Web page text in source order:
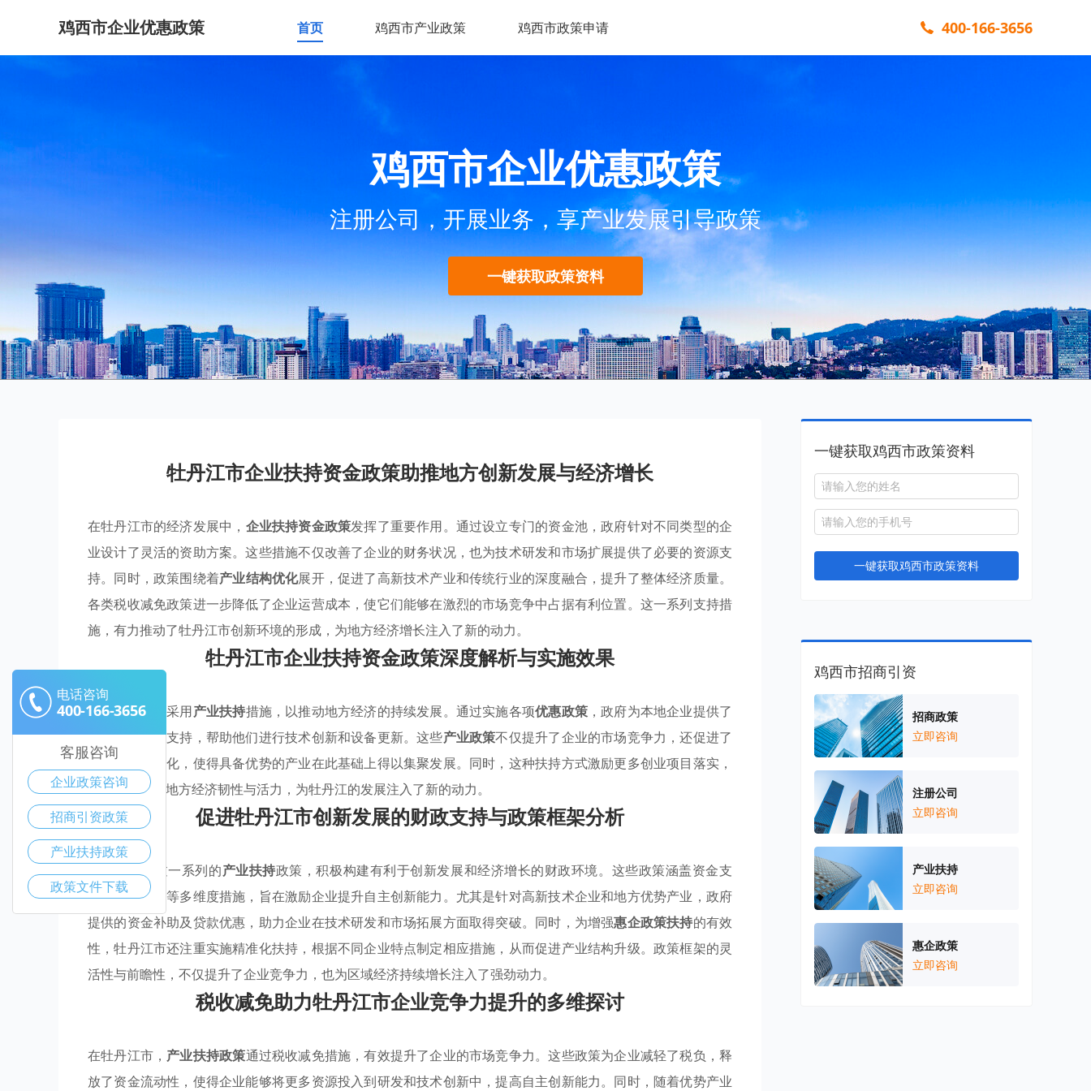
鸡西市企业优惠政策 首页 鸡西市产业政策 鸡西市政策申请 400-166-3656
鸡西市企业优惠政策
注册公司，开展业务，享产业发展引导政策
一键获取政策资料
牡丹江市企业扶持资金政策助推地方创新发展与经济增长
在牡丹江市的经济发展中， 企业扶持资金政策发挥了重要作用。通过设立专门的资金池，政府针对不同类型的企
业设计了灵活的资助方案。这些措施不仅改善了企业的财务状况，也为技术研发和市场扩展提供了必要的资源支
持。同时，政策围绕着产业结构优化展开，促进了高新技术产业和传统行业的深度融合，提升了整体经济质量。
各类税收减免政策进一步降低了企业运营成本，使它们能够在激烈的市场竞争中占据有利位置。这一系列支持措
施，有力推动了牡丹江市创新环境的形成，为地方经济增长注入了新的动力。
牡丹江市企业扶持资金政策深度解析与实施效果
牡丹江市积极采用产业扶持措施，以推动地方经济的持续发展。通过实施各项优惠政策，政府为本地企业提供了
多方面的资本支持，帮助他们进行技术创新和设备更新。这些产业政策不仅提升了企业的市场竞争力，还促进了
产业结构的优化，使得具备优势的产业在此基础上得以集聚发展。同时，这种扶持方式激励更多创业项目落实，
进一步增强了地方经济韧性与活力，为牡丹江的发展注入了新的动力。
促进牡丹江市创新发展的财政支持与政策框架分析
牡丹江市通过一系列的产业扶持政策，积极构建有利于创新发展和经济增长的财政环境。这些政策涵盖资金支
持、税收优惠等多维度措施，旨在激励企业提升自主创新能力。尤其是针对高新技术企业和地方优势产业，政府
提供的资金补助及贷款优惠，助力企业在技术研发和市场拓展方面取得突破。同时，为增强惠企政策扶持的有效
性，牡丹江市还注重实施精准化扶持，根据不同企业特点制定相应措施，从而促进产业结构升级。政策框架的灵
活性与前瞻性，不仅提升了企业竞争力，也为区域经济持续增长注入了强劲动力。
税收减免助力牡丹江市企业竞争力提升的多维探讨
在牡丹江市， 产业扶持政策通过税收减免措施，有效提升了企业的市场竞争力。这些政策为企业减轻了税负，释
放了资金流动性，使得企业能够将更多资源投入到研发和技术创新中，提高自主创新能力。同时，随着优势产业
一键获取鸡西市政策资料
一键获取鸡西市政策资料
鸡西市招商引资
招商政策
立即咨询
注册公司
立即咨询
产业扶持
立即咨询
惠企政策
立即咨询
电话咨询
400-166-3656
客服咨询
企业政策咨询
招商引资政策
产业扶持政策
政策文件下载